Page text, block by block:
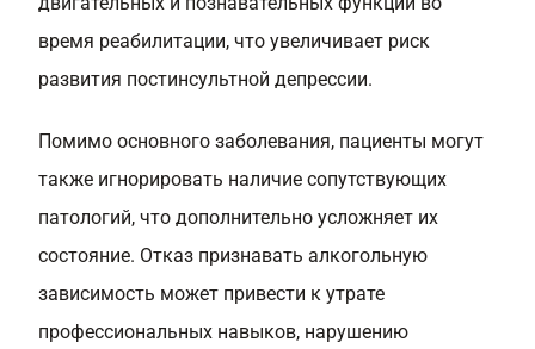
время реабилитации, что увеличивает риск
развития постинсультной депрессии.
Помимо основного заболевания, пациенты могут
также игнорировать наличие сопутствующих
патологий, что дополнительно усложняет их
состояние. Отказ признавать алкогольную
зависимость может привести к утрате
профессиональных навыков, нарушению